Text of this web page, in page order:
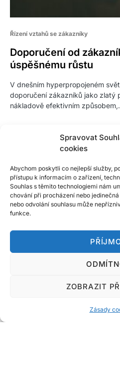
Spravovat
cookies
Abychom poskytli co nejlepší služby,
přístupu k informacím o zařízení,
Souhlas s těmito technologiemi nám
chování při procházení nebo
nebo odvolání souhlasu může
funkce.
ZOBRAZIT
Zásady
Řízení vztahů se zákazníky
Doporučení od
úspěšnému růstu
V dnešním hyperpropojeném
doporučení zákazníků jako zlatý
nákladově efektivním
Zásady